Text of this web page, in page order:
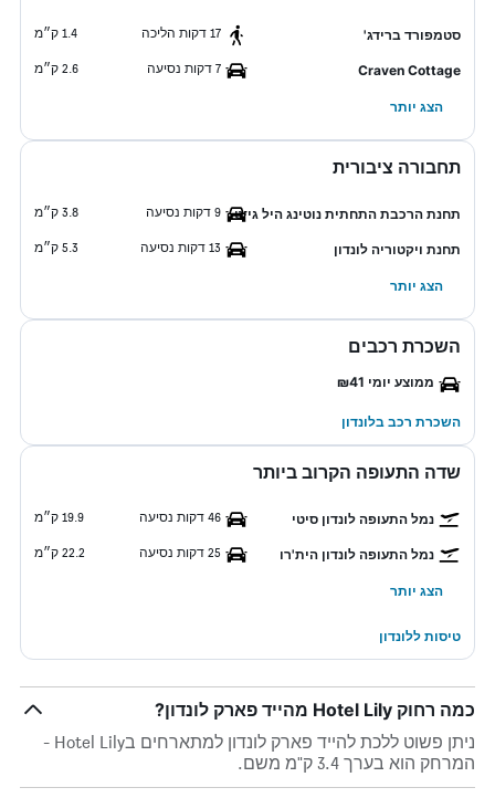
סטמפורד ברידג' 17 דקות הליכה 1.4 ק״מ
Craven Cottage 7 דקות נסיעה 2.6 ק״מ
הצג יותר
תחבורה ציבורית
תחנת הרכבת התחתית נוטינג היל גייט 9 דקות נסיעה 3.8 ק״מ
תחנת ויקטוריה לונדון 13 דקות נסיעה 5.3 ק״מ
הצג יותר
השכרת רכבים
ממוצע יומי ₪41
השכרת רכב בלונדון
שדה התעופה הקרוב ביותר
נמל התעופה לונדון סיטי 46 דקות נסיעה 19.9 ק״מ
נמל התעופה לונדון הית'רו 25 דקות נסיעה 22.2 ק״מ
הצג יותר
טיסות ללונדון
כמה רחוק Hotel Lily מהייד פארק לונדון?
ניתן פשוט ללכת להייד פארק לונדון למתארחים בHotel Lily -
המרחק הוא בערך 3.4 ק"מ משם.